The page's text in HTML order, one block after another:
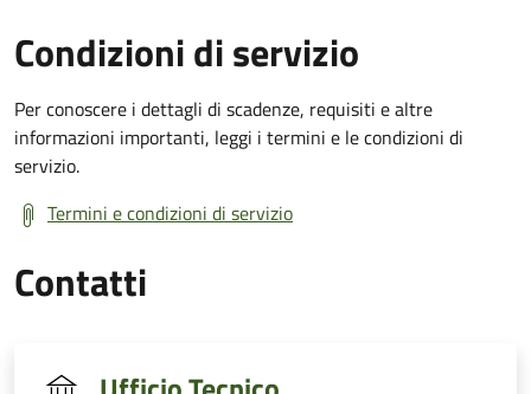
Condizioni di servizio
Per conoscere i dettagli di scadenze, requisiti e altre
informazioni importanti, leggi i termini e le condizioni di
servizio.
Termini e condizioni di servizio
Contatti